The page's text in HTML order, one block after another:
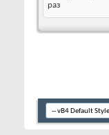
раз